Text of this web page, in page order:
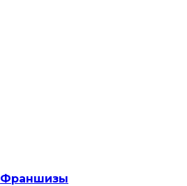
Франшизы